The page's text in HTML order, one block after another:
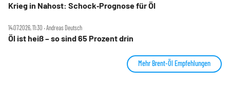
Krieg in Nahost: Schock‑Prognose für Öl
14.07.2026, 11:30 ‧ Andreas Deutsch
Öl ist heiß – so sind 65 Prozent drin
Mehr Brent-Öl Empfehlungen